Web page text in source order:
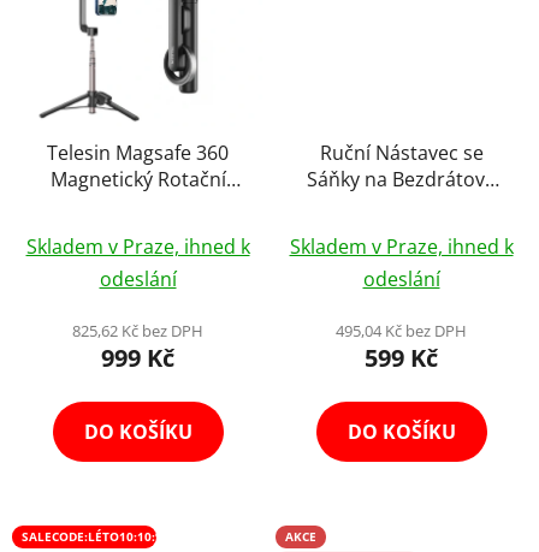
Telesin Magsafe 360
Magnetický Rotační
Tripod Selfie Stick
hodnocení
produktu
je
5,0
5
hvězdiček.
Skladem v Praze, ihned k
odeslání
825,62 Kč bez DPH
999 Kč
DO KOŠÍKU
Ruční Nástavec se
Sáňky na Bezdrátové
s Popfiltrem Rode
hodnocení
produktu
je
4,8
5
hvězdiček.
Skladem v Praze, ihned k
odeslání
495,04 Kč bez DPH
599 Kč
DO KOŠÍKU
SALECODE:LÉTO10:10:%
AKCE